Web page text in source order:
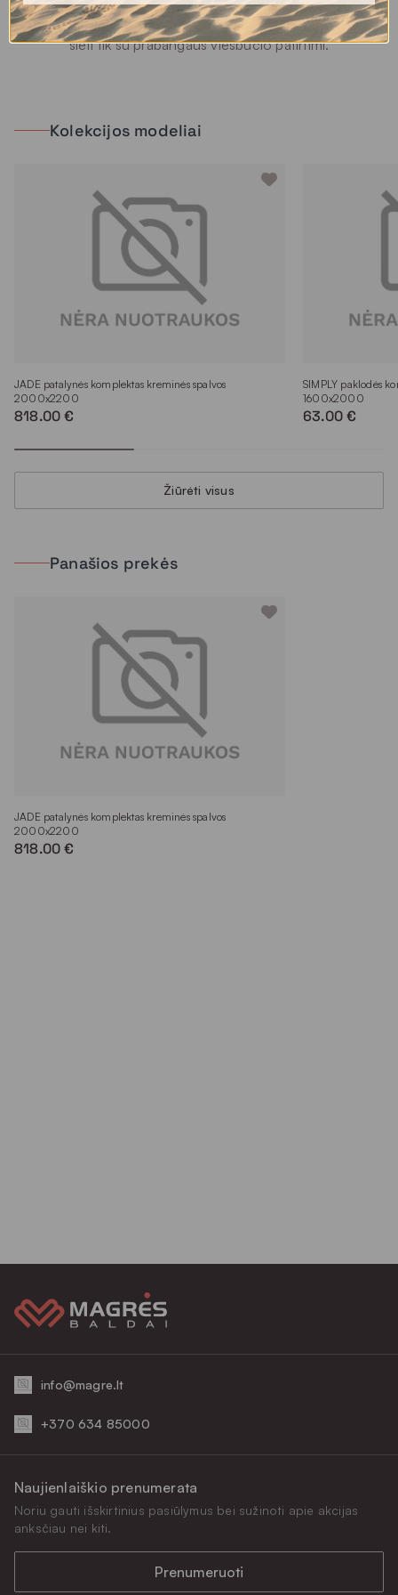
subtilus būdas kasdien patirti kokybę, kurią iki šiol galėjome
sieti tik su prabangaus viešbučio patirtimi.
Kolekcijos modeliai
JADE patalynės komplektas kreminės spalvos
2000x2200
818.00 €
SIMPLY paklodės
1600x2000
63.00 €
Žiūrėti visus
Panašios prekės
JADE patalynės komplektas kreminės spalvos
2000x2200
818.00 €
info@magre.lt
+370 634 85000
Naujienlaiškio prenumerata
Noriu gauti išskirtinius pasiūlymus bei sužinoti apie akcijas
anksčiau nei kiti.
Prenumeruoti